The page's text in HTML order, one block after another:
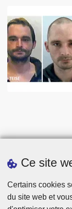
Ce site
Certains cookies
du site web et